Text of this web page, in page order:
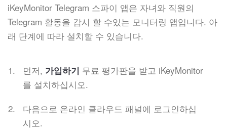
iKeyMonitor Telegram 스파이 앱은 자녀와 직원의
Telegram 활동을 감시 할 수있는 모니터링 앱입니다. 아
래 단계에 따라 설치할 수 있습니다.
먼저, 가입하기 무료 평가판을 받고 iKeyMonitor
를 설치하십시오.
다음으로 온라인 클라우드 패널에 로그인하십
시오.